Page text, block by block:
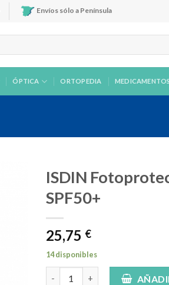
Envíos sólo a Península
ÓPTICA ORTOPEDIA MEDICAMENTOS
ISDIN
SPF50+
25,75 €
14 disponibles
ISDIN Fotoprotector